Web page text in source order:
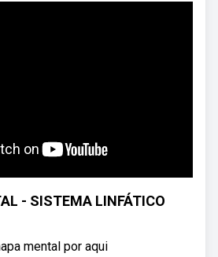
- SISTEMA LINFÁTICO
mental por aqui